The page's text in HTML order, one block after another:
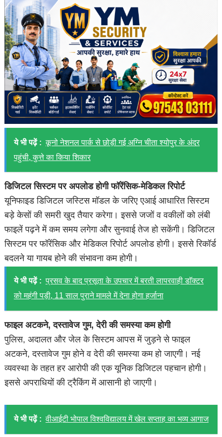
ये भी पढ़ें : कूनो नेशनल पार्क से छोड़ी गई अग्नि चीता श्योपुर के अंदर
पहुंची, कुत्ते का किया शिकार
डिजिटल सिस्टम पर अपलोड होगी फॉरेंसिक-मेडिकल रिपोर्ट
यूनिफाइड डिजिटल जस्टिस मॉडल के जरिए एआई आधारित सिस्टम
बड़े केसों की समरी खुद तैयार करेगा। इससे जजों व वकीलों को लंबी
फाइलें पढ़ने में कम समय लगेगा और सुनवाई तेज हो सकेंगी। डिजिटल
सिस्टम पर फॉरेंसिक और मेडिकल रिपोर्ट अपलोड होगी। इससे रिकॉर्ड
बदलने या गायब होने की संभावना कम होगी।
ये भी पढ़ें : प्रसव के बाद प्रसूता के उपचार में बरती लापरवाही डाॅक्टर
को महंगी पड़ी, 11 साल पुराने मामले में देना होगा हर्जाना
फाइल अटकने, दस्तावेज गुम, देरी की समस्या कम होगी
पुलिस, अदालत और जेल के सिस्टम आपस में जुड़ने से फाइल
अटकने, दस्तावेज गुम होने व देरी की समस्या कम हो जाएगी। नई
व्यवस्था के तहत हर आरोपी की एक यूनिक डिजिटल पहचान होगी।
इससे अपराधियों की ट्रैकिंग में आसानी हो जाएगी।
ये भी पढ़ें : वीआईटी भोपाल विश्वविद्यालय में खेल सप्ताह का भव्य आगाज